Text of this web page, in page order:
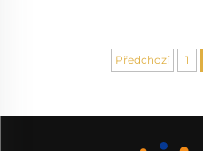
Předchozí 1